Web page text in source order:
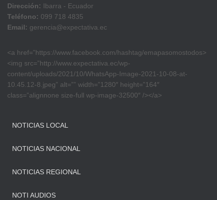
Dirección: Ibarra - Ecuador
Teléfono: 099 718 4835
Email: gerencia@expectativa.ec
<a href=”https://www.facebook.com/hashtag/emapasomostodos>
<img src=”http://www.expectativa.ec/wp-
content/uploads/2021/10/WhatsApp-Image-2021-10-08-at-
10.45.12-8.jpeg” alt=”” width=”1280″ height=”164″
class=”alignnone size-full wp-image-32500″ /></a>
NOTICIAS LOCAL
NOTICIAS NACIONAL
NOTICIAS REGIONAL
NOTI AUDIOS